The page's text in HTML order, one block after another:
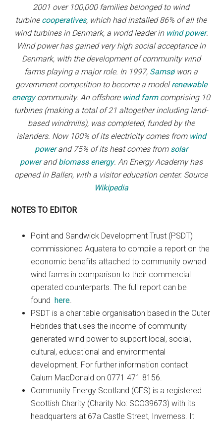
2001 over 100,000 families belonged to wind
turbine cooperatives, which had installed 86% of all the
wind turbines in Denmark, a world leader in wind power.
Wind power has gained very high social acceptance in
Denmark, with the development of community wind
farms playing a major role. In 1997, Samsøwon a
government competition to become a modelrenewable
energycommunity. An offshore wind farmcomprising 10
turbines (making a total of 21 altogether including land-
based windmills), was completed, funded by the
islanders. Now 100% of its electricity comes from wind
powerand 75% of its heat comes from solar
powerandbiomass energy. An Energy Academy has
opened in Ballen, with a visitor education center. Source
Wikipedia
NOTES TO EDITOR
Point and Sandwick Development Trust (PSDT)
commissioned Aquatera to compile a report on the
economic benefits attached to community owned
wind farms in comparison to their commercial
operated counterparts. The full report can be
found
here.
PSDT is a charitable organisation based in the Outer
Hebrides that uses the income of community
generated wind power to support local, social,
cultural, educational and environmental
development. For further information contact
Calum MacDonald on 0771 471 8156.
Community Energy Scotland (CES) is a registered
Scottish Charity (Charity No: SCO39673) with its
headquarters at 67a Castle Street, Inverness. It